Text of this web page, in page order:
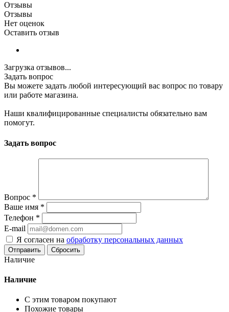
Отзывы
Отзывы
Нет оценок
Оставить отзыв
Загрузка отзывов...
Задать вопрос
Вы можете задать любой интересующий вас вопрос по товару
или работе магазина.
Наши квалифицированные специалисты обязательно вам
помогут.
Задать вопрос
Вопрос *
Ваше имя *
Телефон *
E-mail
Я согласен на обработку персональных данных
Сбросить
Наличие
Наличие
С этим товаром покупают
Похожие товары